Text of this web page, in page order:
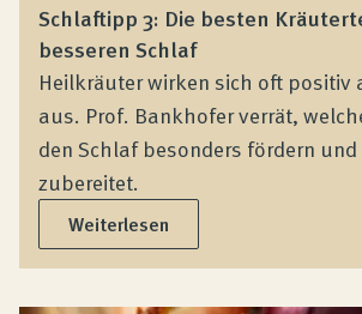
Schlaftipp 3: Die besten
besseren Schlaf
Heilkräuter wirken sich oft positiv
aus. Prof. Bankhofer verrät,
den Schlaf besonders fördern
zubereitet.
Weiterlesen